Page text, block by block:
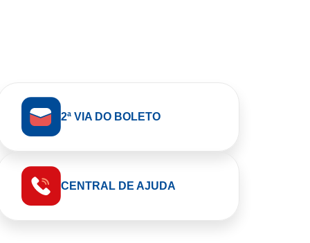
2ª VIA DO BOLETO
CENTRAL DE AJUDA